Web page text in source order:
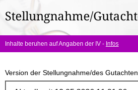
hier:
Stellungnahme/
Inhalte beruhen auf Angaben der IV - Infos
Version der Stellungnahme/des